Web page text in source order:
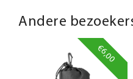
Andere
€6,00